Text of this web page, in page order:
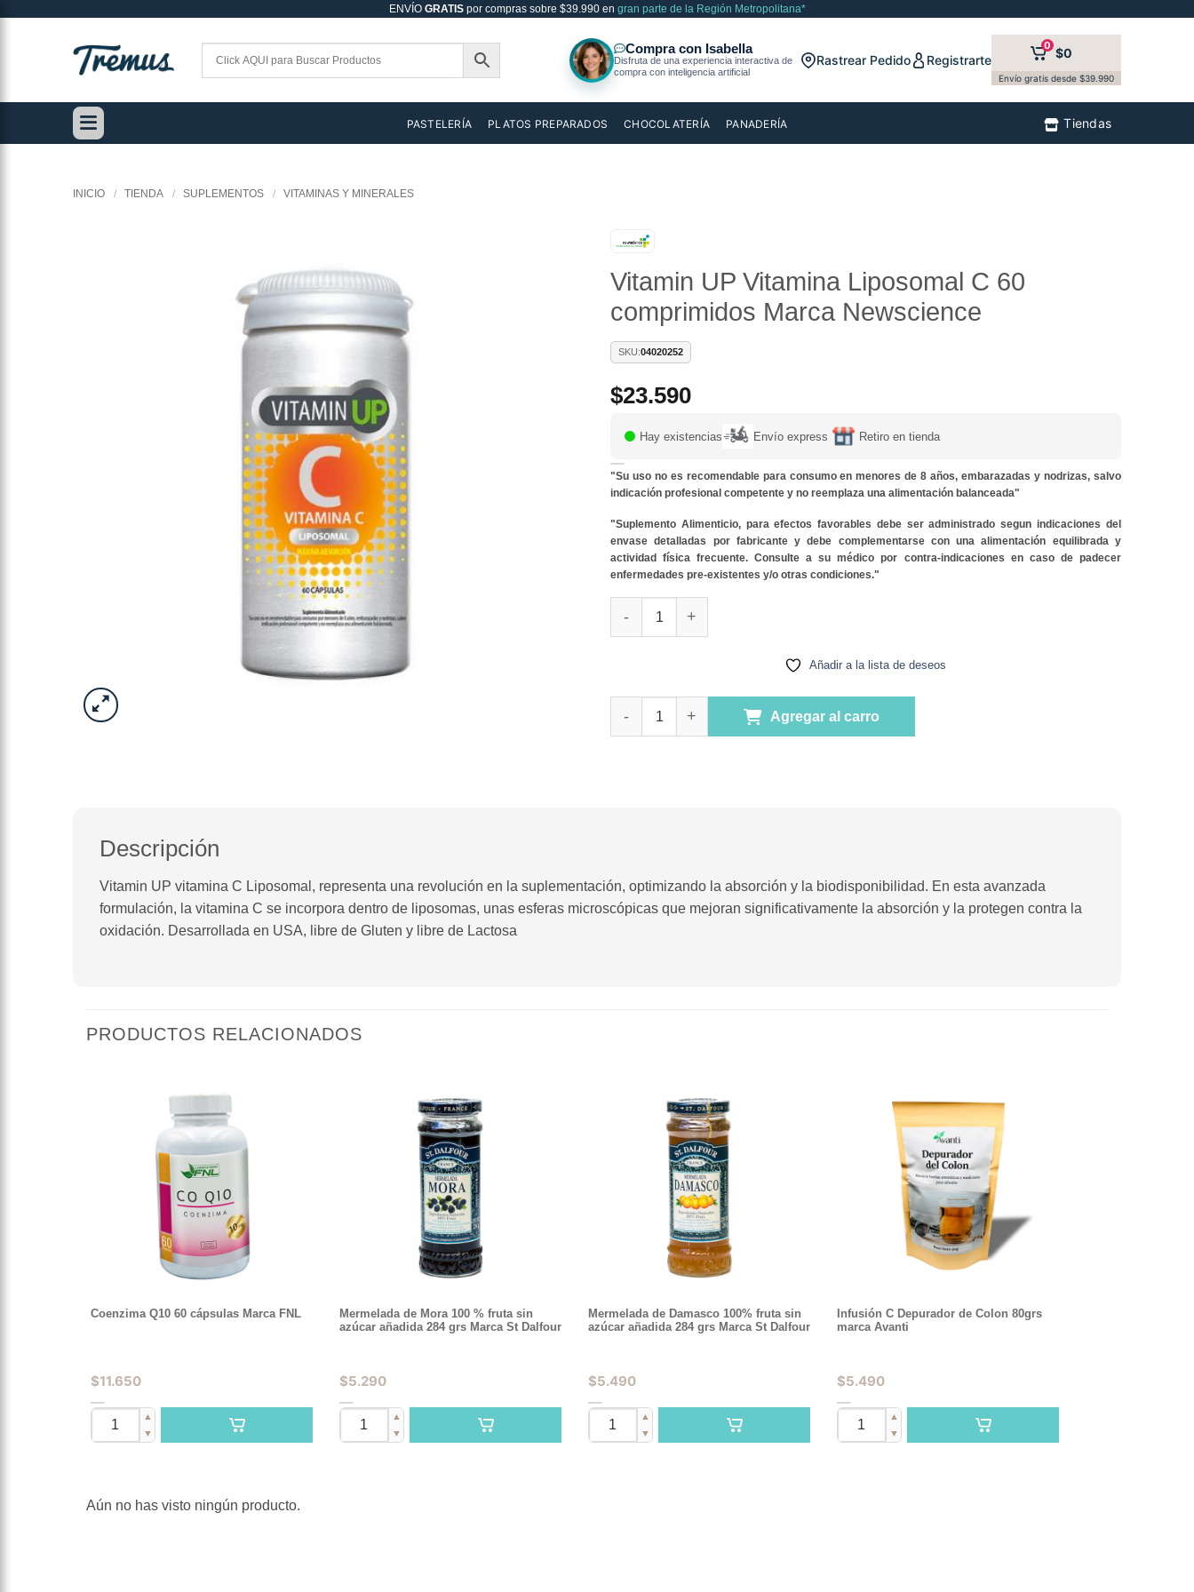
ENVÍO GRATISpor compras sobre $39.990 en gran parte de la Región Metropolitana*
Rastrear Pedido Registrarte
0 $0
Envío gratis desde $39.990
PASTELERÍA PLATOS PREPARADOS CHOCOLATERÍA PANADERÍA Tiendas
INICIO / TIENDA / SUPLEMENTOS / VITAMINAS Y MINERALES
Vitamin UP Vitamina Liposomal C 60
comprimidos Marca Newscience
SKU:04020252
$23.590
Hay existencias Envío express Retiro en tienda
"Su uso no es recomendable para consumo en menores de 8 años, embarazadas y nodrizas, salvo
indicación profesional competente y no reemplaza una alimentación balanceada"
"Suplemento Alimenticio, para efectos favorables debe ser administrado segun indicaciones del
envase detalladas por fabricante y debe complementarse con una alimentación equilibrada y
actividad física frecuente. Consulte a su médico por contra-indicaciones en caso de padecer
enfermedades pre-existentes y/o otras condiciones."
Añadir a la lista de deseos
Agregar al carro
Descripción
Vitamin UP vitamina C Liposomal, representa una revolución en la suplementación, optimizando la absorción y la biodisponibilidad. En esta avanzada
formulación, la vitamina C se incorpora dentro de liposomas, unas esferas microscópicas que mejoran significativamente la absorción y la protegen contra la
oxidación. Desarrollada en USA, libre de Gluten y libre de Lactosa
PRODUCTOS RELACIONADOS
Coenzima Q10 60 cápsulas Marca FNL
$11.650
▲
▼
Mermelada de Mora 100 % fruta sin
azúcar añadida 284 grs Marca St Dalfour
$5.290
▲
▼
Mermelada de Damasco 100% fruta sin
azúcar añadida 284 grs Marca St Dalfour
$5.490
▲
▼
Infusión C Depurador de Colon 80grs
marca Avanti
$5.490
▲
▼
Aún no has visto ningún producto.